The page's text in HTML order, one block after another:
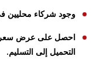
وجود شركاء محليين في
احصل على عرض سعر
التحميل إلى التسليم.